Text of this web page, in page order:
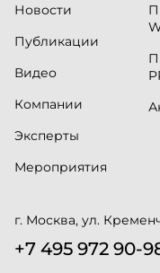
Новости
Публикации
Видео
Компании
Эксперты
Мероприятия
г. Москва, ул.
+7 495 972 90-